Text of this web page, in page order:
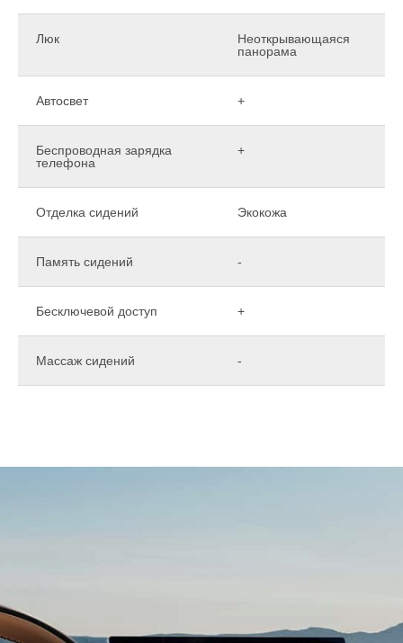
Люк
Неоткрывающаяся
панорама
Автосвет +
Беспроводная зарядка
телефона
+
Отделка сидений Экокожа
Память сидений -
Бесключевой доступ +
Массаж сидений -